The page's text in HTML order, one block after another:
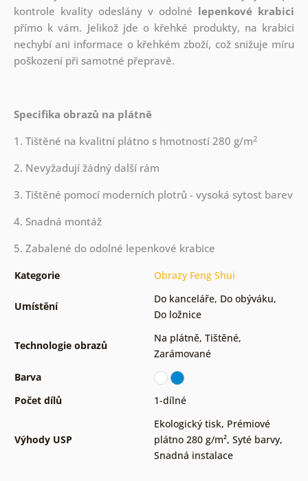
kontrole kvality odeslány v odolné lepenkové krabici
přímo k vám. Jelikož jde o křehké produkty, na krabici
nechybí ani informace o křehkém zboží, což snižuje míru
poškození při samotné přepravě.
Specifika obrazů na plátně
1. Tištěné na kvalitní plátno s hmotností 280 g/m2
2. Nevyžadují žádný další rám
3. Tištěné pomocí moderních plotrů - vysoká sytost barev
4. Snadná montáž
5. Zabalené do odolné lepenkové krabice
Kategorie Obrazy Feng Shui
Umístění
Do kanceláře, Do obýváku,
Do ložnice
Technologie obrazů
Na plátně, Tištěné,
Zarámované
Barva
Počet dílů
1-dílné
Výhody USP
Ekologický tisk, Prémiové
plátno 280 g/m², Syté barvy,
Snadná instalace